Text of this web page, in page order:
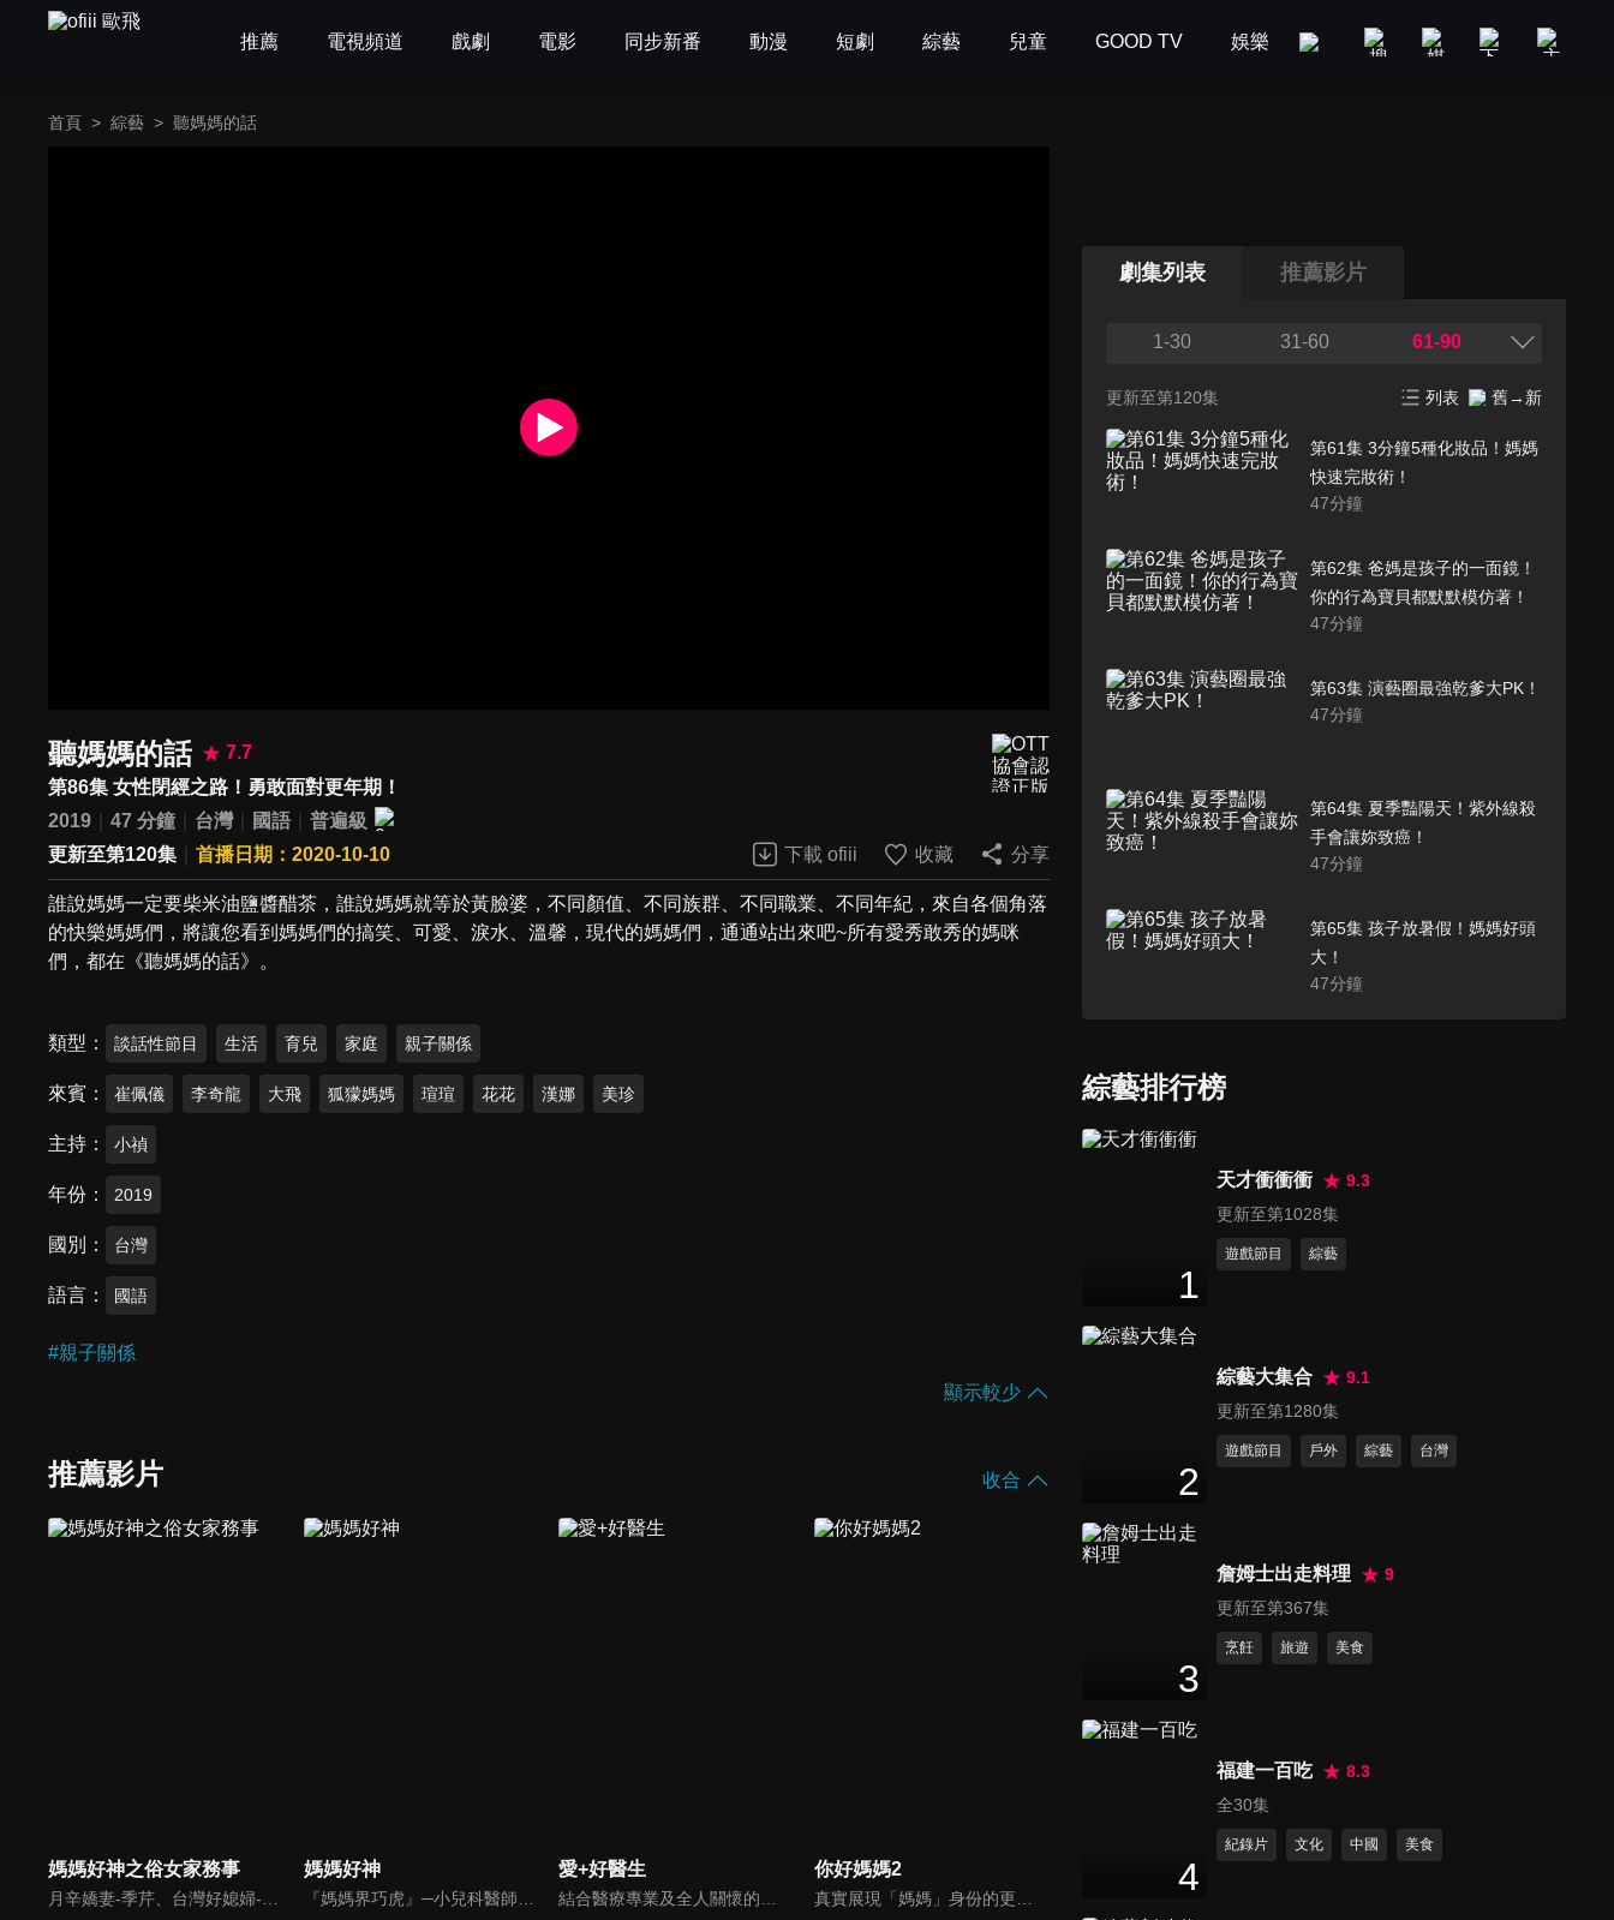
推薦 電視頻道 戲劇 電影 同步新番 動漫 短劇 綜藝 兒童 GOOD TV 娛樂 美食旅遊 新聞政論
首頁 > 綜藝 > 聽媽媽的話
聽媽媽的話
7.7
第86集 女性閉經之路！勇敢面對更年期！
2019
47 分鐘 台灣 國語
普遍級
更新至第120集
首播日期：2020-10-10 下載 ofiii 收藏 分享
誰說媽媽一定要柴米油鹽醬醋茶，誰說媽媽就等於黃臉婆，不同顏值、不同族群、不同職業、不同年紀，來自各個角落
的快樂媽媽們，將讓您看到媽媽們的搞笑、可愛、淚水、溫馨，現代的媽媽們，通通站出來吧~所有愛秀敢秀的媽咪
們，都在《聽媽媽的話》。
類型 談話性節目 生活 育兒 家庭 親子關係
來賓 崔佩儀 李奇龍 大飛 狐獴媽媽 瑄瑄 花花 漢娜 美珍
主持 小禎
年份 2019
國別 台灣
語言 國語
#親子關係
顯示較少
推薦影片 收合
媽媽好神之俗女家務事 媽媽好神 愛+好醫生 你好媽媽2
劇集列表 推薦影片
1-30 31-60 61-90
更新至第120集 列表 舊→新
第61集 3分鐘5種化妝品！媽媽
快速完妝術！
47分鐘
第62集 爸媽是孩子的一面鏡！
你的行為寶貝都默默模仿著！
47分鐘
第63集 演藝圈最強乾爹大PK！
47分鐘
第64集 夏季豔陽天！紫外線殺
手會讓妳致癌！
47分鐘
第65集 孩子放暑假！媽媽好頭
大！
47分鐘
第67集 夏季展現自信！媽媽打
47分鐘
第69集 夏季企劃！媽媽好體態
47 分鐘
太好！
47分鐘
第71集 丫頭的新婚保鮮期協
第72集 家有惱人蟑鼠蚊！到底
綜藝排行榜
1
天才衝衝衝
9.3
更新至第1028集
遊戲節目 綜藝
2
綜藝大集合
9.1
更新至第1280集
遊戲節目 戶外 綜藝 台灣
3
詹姆士出走料理
9
更新至第367集
烹飪 旅遊 美食
4
福建一百吃
8.3
全30集
紀錄片 文化 中國 美食